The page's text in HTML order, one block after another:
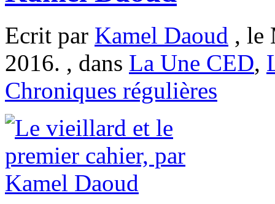
Ecrit par Kamel Daoud , le
2016. , dans La Une CED,
Chroniques régulières